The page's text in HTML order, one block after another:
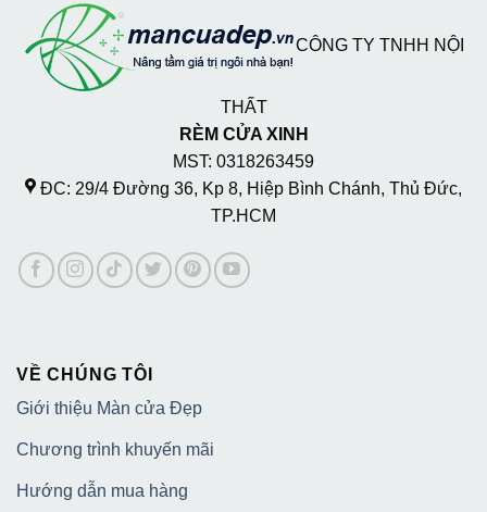
CÔNG TY TNHH NỘI
THẤT
RÈM CỬA XINH
MST: 0318263459
ĐC: 29/4 Đường 36, Kp 8, Hiệp Bình Chánh, Thủ Đức,
TP.HCM
VỀ CHÚNG TÔI
Giới thiệu Màn cửa Đẹp
Chương trình khuyến mãi
Hướng dẫn mua hàng